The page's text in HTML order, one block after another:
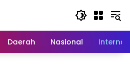
Daerah Nasional